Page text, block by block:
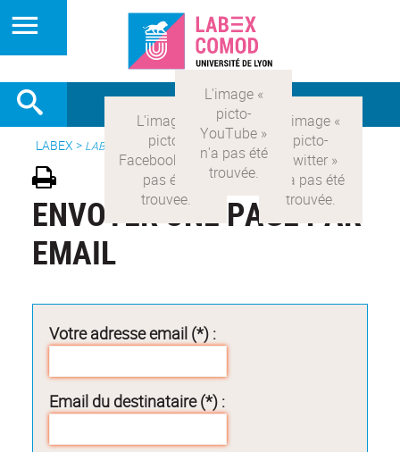
LABEX > LABEX COMOD
ENVOYER UNE PAGE PAR
EMAIL
Votre adresse email (*) :
Email du destinataire (*) :